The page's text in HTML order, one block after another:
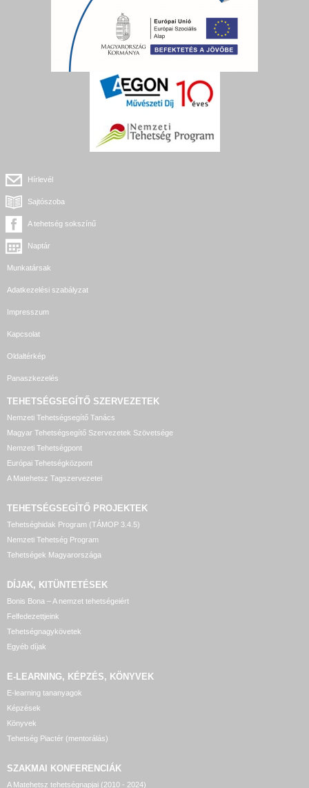
Hírlevél
Sajtószoba
A tehetség sokszínű
Naptár
Munkatársak
Adatkezelési szabályzat
Impresszum
Kapcsolat
Oldaltérkép
Panaszkezelés
TEHETSÉGSEGÍTŐ SZERVEZETEK
Nemzeti Tehetségsegítő Tanács
Magyar Tehetségsegítő Szervezetek Szövetsége
Nemzeti Tehetségpont
Európai Tehetségközpont
A Matehetsz Tagszervezetei
TEHETSÉGSEGÍTŐ PROJEKTEK
Tehetséghidak Program (TÁMOP 3.4.5)
Nemzeti Tehetség Program
Tehetségek Magyarországa
DÍJAK, KITÜNTETÉSEK
Bonis Bona – A nemzet tehetségeiért
Felfedezettjeink
Tehetségnagykövetek
Egyéb díjak
E-LEARNING, KÉPZÉS, KÖNYVEK
E-learning tananyagok
Képzések
Könyvek
Tehetség Piactér (mentorálás)
SZAKMAI KONFERENCIÁK
A Matehetsz tehetségnapjai (2010 - 2024)